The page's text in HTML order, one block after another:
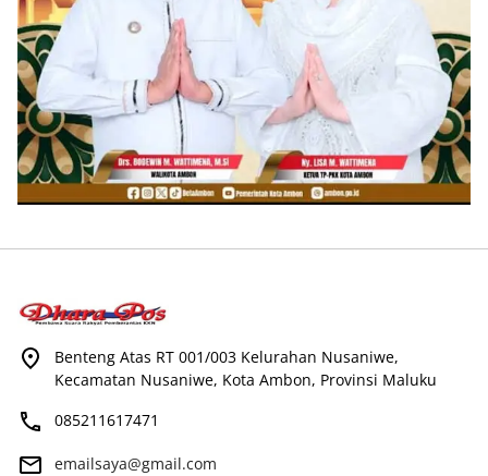
Benteng Atas RT 001/003 Kelurahan Nusaniwe,
Kecamatan Nusaniwe, Kota Ambon, Provinsi Maluku
085211617471
emailsaya@gmail.com